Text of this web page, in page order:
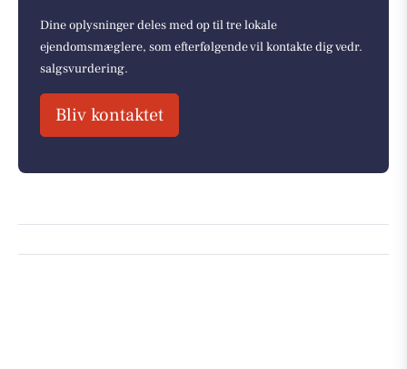
Dine oplysninger deles med op til tre lokale
ejendomsmæglere, som efterfølgende vil kontakte dig vedr.
salgsvurdering.
Bliv kontaktet